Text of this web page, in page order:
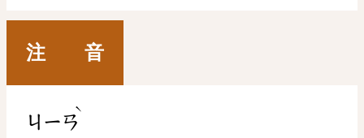
注 音
ㄐㄧㄢ
ˋ